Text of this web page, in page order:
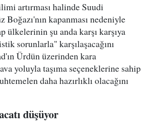
artırması halinde Suudi
Boğazı'nın kapanması nedeniyle
ülkelerinin şu anda karşı karşıya
sorunlarla" karşılaşacağını
Ürdün üzerinden kara
yoluyla taşıma seçeneklerine sahip
daha hazırlıklı olacağını
düşüyor